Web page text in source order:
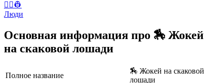
👨‍✈️👷
Люди
Основная информация про 🏇 Жокей
на скаковой лошади
Полное название
🏇 Жокей на скаковой
лошади